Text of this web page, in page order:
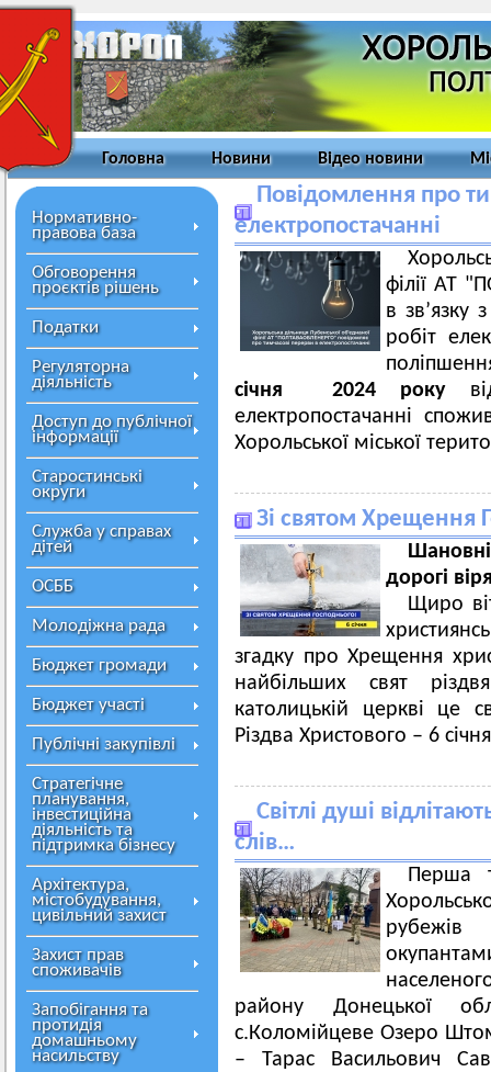
Головна Новини Відео новини
Нормативно-
правова база
Обговорення
проєктів рішень
Податки
Регуляторна
діяльність
Доступ до публічної
інформації
Старостинські
округи
Служба у справах
дітей
ОСББ
Молодіжна рада
Бюджет громади
Бюджет участі
Публічні закупівлі
Стратегічне
планування,
інвестиційна
діяльність та
підтримка бізнесу
Архітектура,
містобудування,
цивільний захист
Захист прав
споживачів
Запобігання та
протидія
домашньому
насильству
Повідомлення про
електропостачанні
філії АТ
в зв’язку
робіт
січня 2024 року
електропостачанні
Хорольської міської
Зі святом Хрещення
дорогі
Щиро
згадку про Хрещення
найбільших свят
католицькій церкві це
Різдва Христового – 6
Світлі душі
слів…
Перша
району Донецької
с.Коломійцеве Озеро
– Тарас Васильович